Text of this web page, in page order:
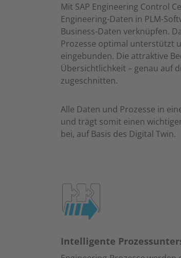
Mit SAP Engineering Control
Engineering-Daten in PLM-
Business-Daten verknüpfen.
Prozesse optimal unterstützt
eingebunden. Die attraktive
Übersichtlichkeit – genau auf
zugeschnitten.
Alle Daten und Prozesse in
und trägt somit einen
bei, auf Basis des Digital Twin.
Intelligente